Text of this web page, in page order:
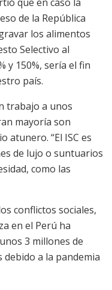
de la República
los alimentos
Selectivo al
y 150%, sería el fin
país.
trabajo a unos
mayoría son
atunero. “El ISC es
de lujo o suntuarios
como las
conflictos sociales,
en el Perú ha
3 millones de
a la pandemia